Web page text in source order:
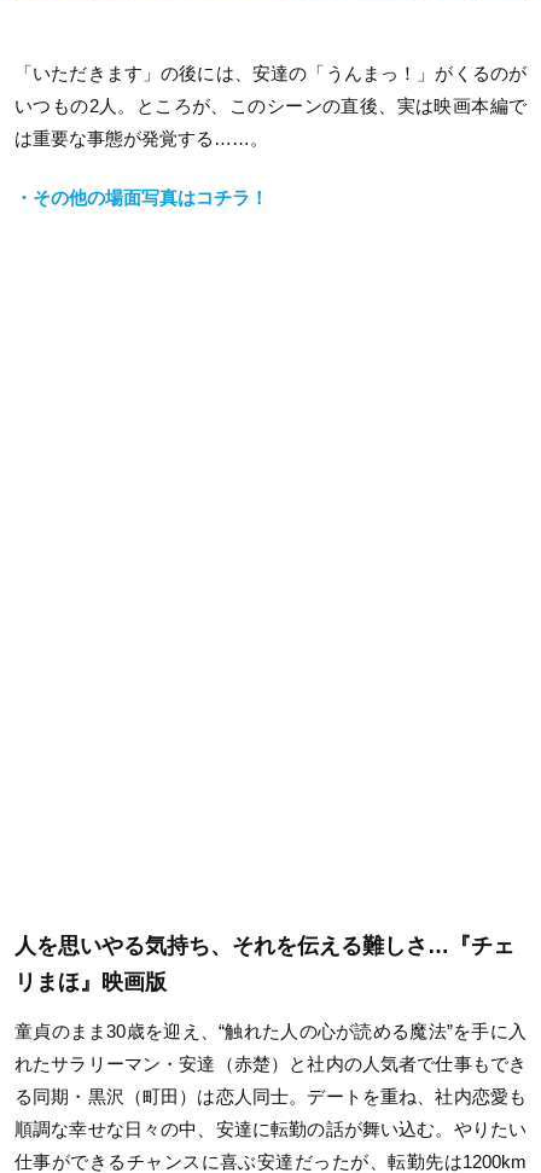
「いただきます」の後には、安達の「うんまっ！」がくるのが
いつもの2人。ところが、このシーンの直後、実は映画本編で
は重要な事態が発覚する……。
・その他の場面写真はコチラ！
人を思いやる気持ち、それを伝える難しさ…『チェ
リまほ』映画版
童貞のまま30歳を迎え、“触れた人の心が読める魔法”を手に入
れたサラリーマン・安達（赤楚）と社内の人気者で仕事もでき
る同期・黒沢（町田）は恋人同士。デートを重ね、社内恋愛も
順調な幸せな日々の中、安達に転勤の話が舞い込む。やりたい
仕事ができるチャンスに喜ぶ安達だったが、転勤先は1200km